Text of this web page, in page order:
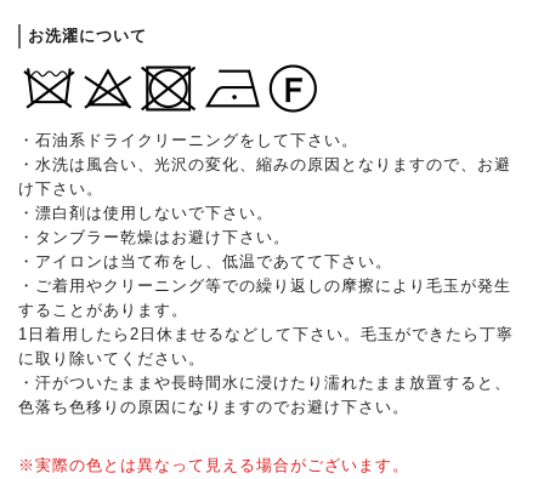
お洗濯について
・石油系ドライクリーニングをして下さい。
・水洗は風合い、光沢の変化、縮みの原因となりますので、お避
け下さい。
・漂白剤は使用しないで下さい。
・タンブラー乾燥はお避け下さい。
・アイロンは当て布をし、低温であてて下さい。
・ご着用やクリーニング等での繰り返しの摩擦により毛玉が発生
することがあります。
1日着用したら2日休ませるなどして下さい。毛玉ができたら丁寧
に取り除いてください。
・汗がついたままや長時間水に浸けたり濡れたまま放置すると、
色落ち色移りの原因になりますのでお避け下さい。
※実際の色とは異なって見える場合がございます。